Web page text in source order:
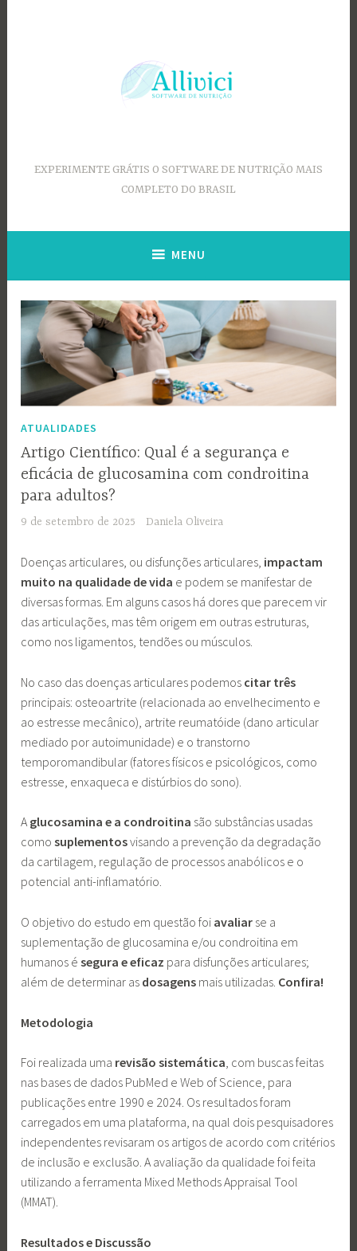
EXPERIMENTE GRÁTIS O SOFTWARE DE NUTRIÇÃO MAIS
COMPLETO DO BRASIL
MENU
ATUALIDADES
Artigo Científico: Qual é a segurança e
eficácia de glucosamina com condroitina
para adultos?
9 de setembro de 2025 Daniela Oliveira
Doenças articulares, ou disfunções articulares, impactam
muito na qualidade de vida e podem se manifestar de
diversas formas. Em alguns casos há dores que parecem vir
das articulações, mas têm origem em outras estruturas,
como nos ligamentos, tendões ou músculos.
No caso das doenças articulares podemos citar três
principais: osteoartrite (relacionada ao envelhecimento e
ao estresse mecânico), artrite reumatóide (dano articular
mediado por autoimunidade) e o transtorno
temporomandibular (fatores físicos e psicológicos, como
estresse, enxaqueca e distúrbios do sono).
A glucosamina e a condroitina são substâncias usadas
comosuplementosvisando a prevenção da degradação
da cartilagem, regulação de processos anabólicos e o
potencial anti-inflamatório.
O objetivo do estudo em questão foi avaliar se a
suplementação de glucosamina e/ou condroitina em
humanos ésegura e eficaz para disfunções articulares;
além de determinar as dosagens mais utilizadas. Confira!
Metodologia
Foi realizada uma revisão sistemática, com buscas feitas
nas bases de dados PubMed e Web of Science, para
publicações entre 1990 e 2024. Os resultados foram
carregados em uma plataforma, na qual dois pesquisadores
independentes revisaram os artigos de acordo com critérios
de inclusão e exclusão. A avaliação da qualidade foi feita
utilizando a ferramenta Mixed Methods Appraisal Tool
(MMAT).
Resultados e Discussão